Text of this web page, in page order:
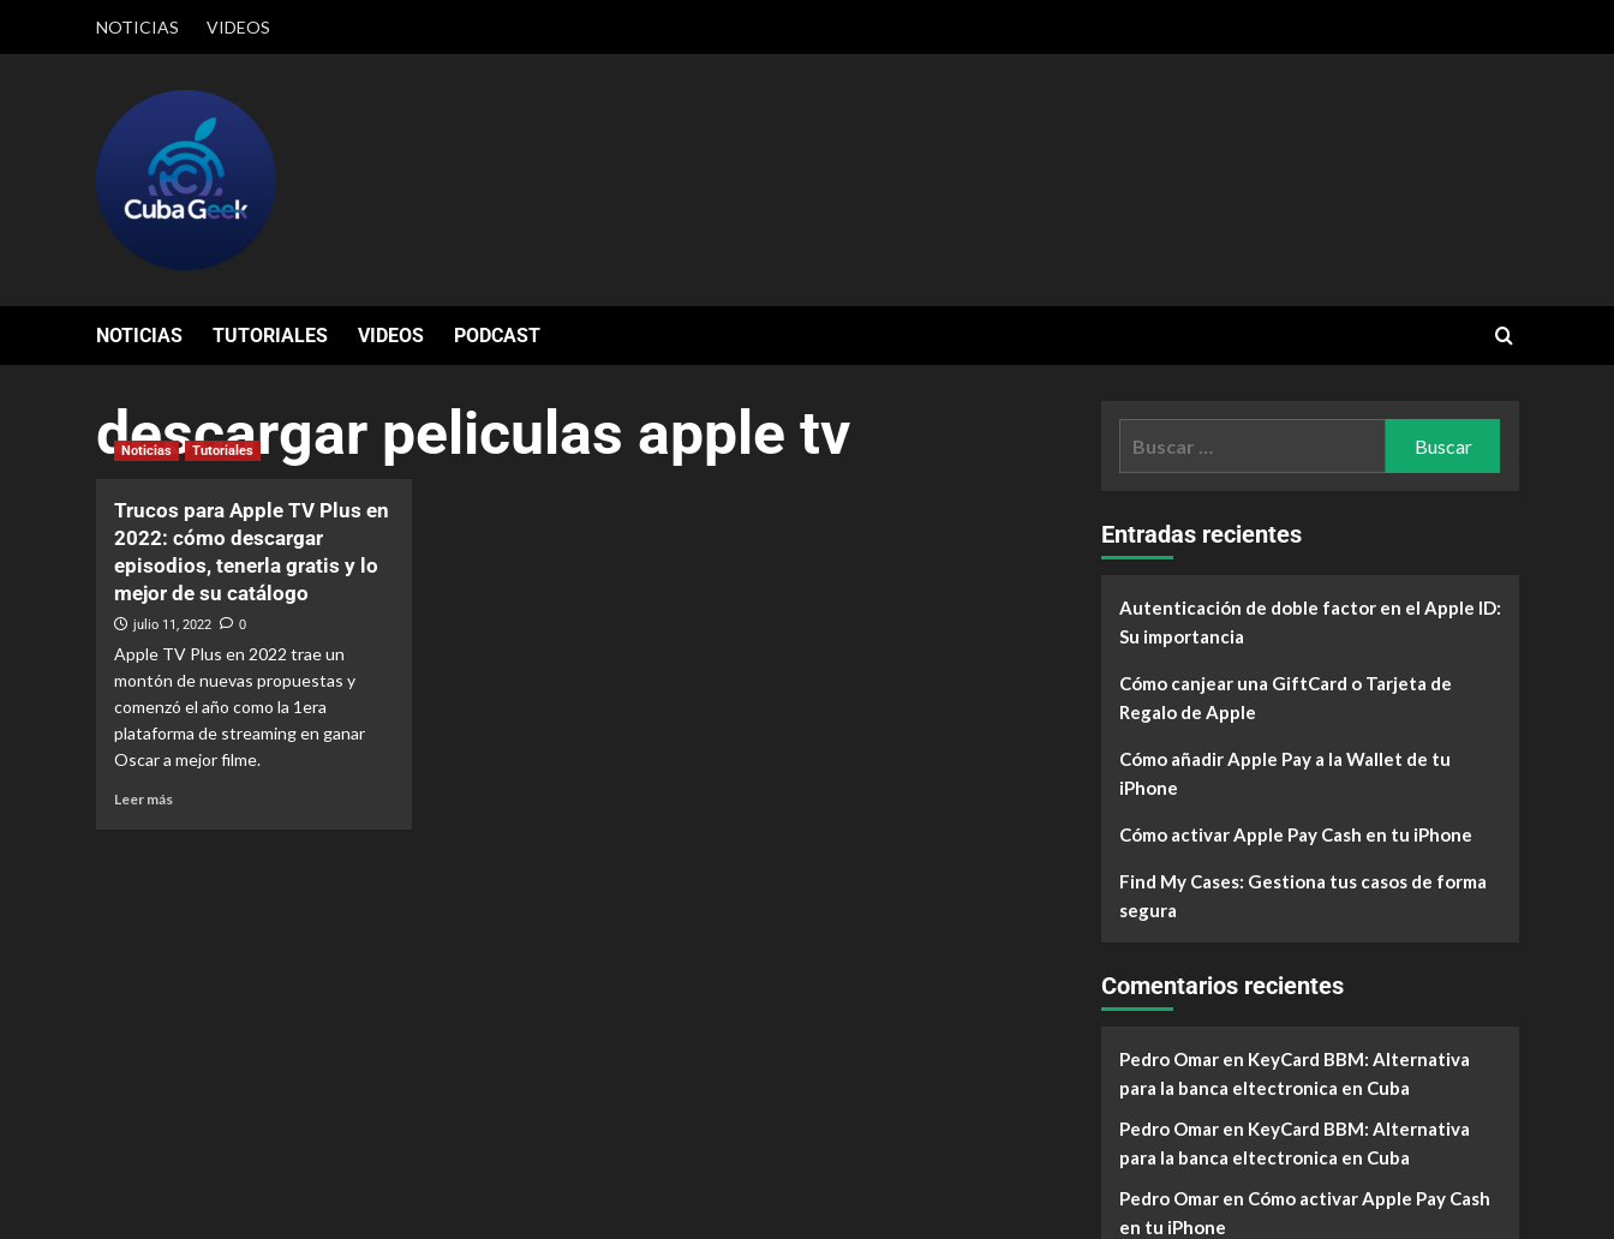
NOTICIAS VIDEOS
NOTICIAS TUTORIALES VIDEOS PODCAST
descargar peliculas apple tv
Noticias Tutoriales
Trucos para Apple TV Plus en
2022: cómo descargar
episodios, tenerla gratis y lo
mejor de su catálogo
julio 11, 2022 0
Apple TV Plus en 2022 trae un
montón de nuevas propuestas y
comenzó el año como la 1era
plataforma de streaming en ganar
Oscar a mejor filme.
Leer más
Entradas recientes
Autenticación de doble factor en el Apple ID:
Su importancia
Cómo canjear una GiftCard o Tarjeta de
Regalo de Apple
Cómo añadir Apple Pay a la Wallet de tu
iPhone
Cómo activar Apple Pay Cash en tu iPhone
Find My Cases: Gestiona tus casos de forma
segura
Comentarios recientes
Pedro Omaren KeyCard BBM: Alternativa
para la banca eltectronica en Cuba
Pedro Omaren KeyCard BBM: Alternativa
para la banca eltectronica en Cuba
Pedro Omaren Cómo activar Apple Pay Cash
en tu iPhone